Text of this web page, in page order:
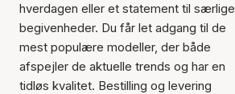
hverdagen eller et statement til særlige
begivenheder. Du får let adgang til de
mest populære modeller, der både
afspejler de aktuelle trends og har en
tidløs kvalitet. Bestilling og levering